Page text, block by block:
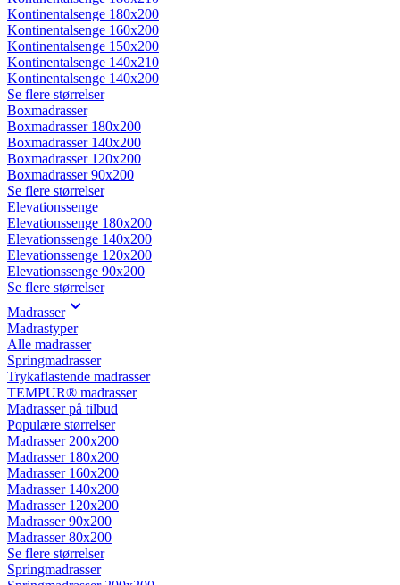
Kontinentalsenge 180x200
Kontinentalsenge 160x200
Kontinentalsenge 150x200
Kontinentalsenge 140x210
Kontinentalsenge 140x200
Se flere størrelser
Boxmadrasser
Boxmadrasser 180x200
Boxmadrasser 140x200
Boxmadrasser 120x200
Boxmadrasser 90x200
Se flere størrelser
Elevationssenge
Elevationssenge 180x200
Elevationssenge 140x200
Elevationssenge 120x200
Elevationssenge 90x200
Se flere størrelser
Madrasser
Madrastyper
Alle madrasser
Springmadrasser
Trykaflastende madrasser
TEMPUR® madrasser
Madrasser på tilbud
Populære størrelser
Madrasser 200x200
Madrasser 180x200
Madrasser 160x200
Madrasser 140x200
Madrasser 120x200
Madrasser 90x200
Madrasser 80x200
Se flere størrelser
Springmadrasser